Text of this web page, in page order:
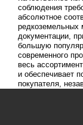
соблюдения
абсолютное
редкоземельных
документации,
большую
современного
весь
и обеспечивает
покупателя,